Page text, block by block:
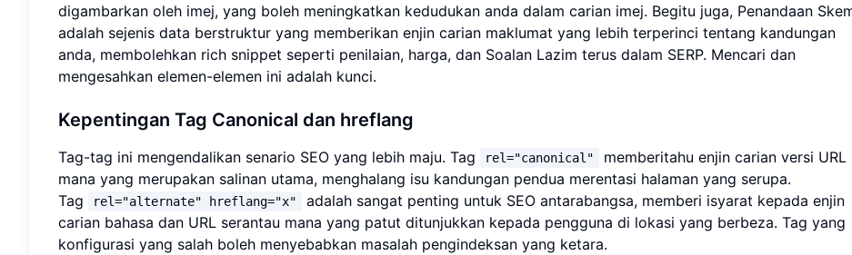
digambarkan oleh imej, yang boleh meningkatkan kedudukan anda dalam carian imej. Begitu juga, Penandaan
adalah sejenis data berstruktur yang memberikan enjin carian maklumat yang lebih terperinci tentang kandungan
anda, membolehkan rich snippet seperti penilaian, harga, dan Soalan Lazim terus dalam SERP. Mencari dan
mengesahkan elemen-elemen ini adalah kunci.
Kepentingan Tag Canonical dan hreflang
Tag-tag ini mengendalikan senario SEO yang lebih maju. Tag rel="canonical"
memberitahu enjin carian versi URL
mana yang merupakan salinan utama, menghalang isu kandungan pendua merentasi halaman yang serupa.
Tag
rel="alternate" hreflang="x"
adalah sangat penting untuk SEO antarabangsa, memberi isyarat kepada enjin
carian bahasa dan URL serantau mana yang patut ditunjukkan kepada pengguna di lokasi yang berbeza. Tag yang
konfigurasi yang salah boleh menyebabkan masalah pengindeksan yang ketara.